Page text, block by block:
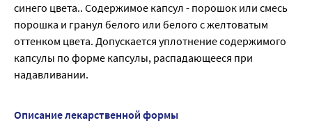
синего цвета.. Содержимое капсул - порошок или смесь
порошка и гранул белого или белого с желтоватым
оттенком цвета. Допускается уплотнение содержимого
капсулы по форме капсулы, распадающееся при
надавливании.
Описание лекарственной формы